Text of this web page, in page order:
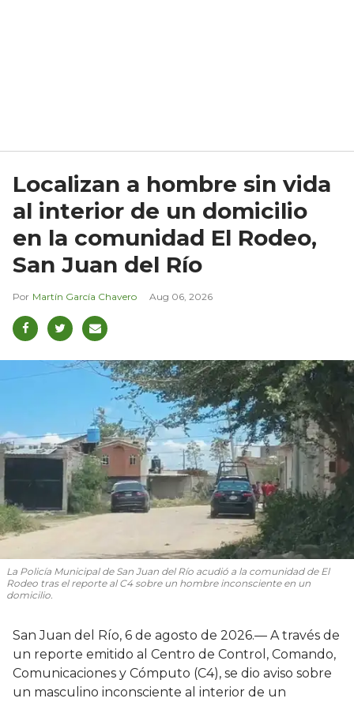
Localizan a hombre sin vida
al interior de un domicilio
en la comunidad El Rodeo,
San Juan del Río
Martín García Chavero Aug 06, 2026
La Policía Municipal de San Juan del Río acudió a la comunidad de El
Rodeo tras el reporte al C4 sobre un hombre inconsciente en un
domicilio.
San Juan del Río, 6 de agosto de 2026.— A través de
un reporte emitido al Centro de Control, Comando,
Comunicaciones y Cómputo (C4), se dio aviso sobre
un masculino inconsciente al interior de un